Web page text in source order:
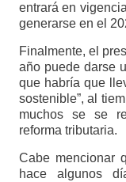
entrará en
generarse en el
Finalmente, el
año puede darse
que habría que
sostenible”, al
muchos se se
reforma tributaria.
Cabe mencionar
hace algunos